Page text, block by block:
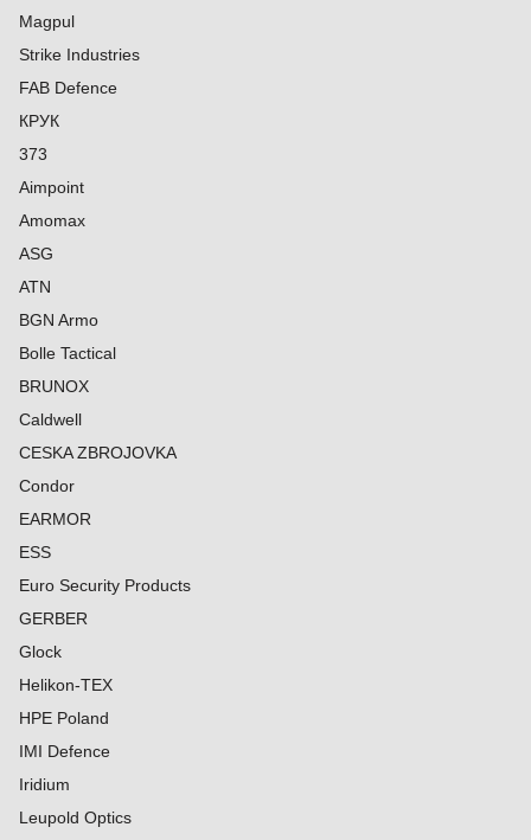
Magpul
Strike Industries
FAB Defence
КРУК
373
Aimpoint
Amomax
ASG
ATN
BGN Armo
Bolle Tactical
BRUNOX
Caldwell
CESKA ZBROJOVKA
Condor
EARMOR
ESS
Euro Security Products
GERBER
Glock
Helikon-TEX
HPE Poland
IMI Defence
Iridium
Leupold Optics